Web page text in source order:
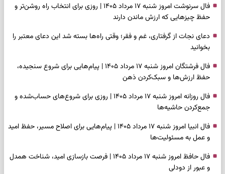
فال سرنوشت امروز شنبه ۱۷ مرداد ۱۴۰۵ | روزی برای انتخاب راه روشن‌تر و
حفظ چیزهایی که ارزش ماندن دارند
دعای نجات از گرفتاری، غم و فقر؛ وقتی راه‌ها بسته شد این دعای معتبر را
بخوانید
فال فرشتگان امروز شنبه ۱۷ مرداد ۱۴۰۵ | پیام‌هایی برای شروع سنجیده،
حفظ ارزش‌ها و سبک‌کردن ذهن
فال روزانه امروز شنبه ۱۷ مرداد ۱۴۰۵ | روزی برای شروع‌های حساب‌شده و
جمع‌کردن حاشیه‌ها
فال انبیا امروز شنبه ۱۷ مرداد ۱۴۰۵ | پیام‌هایی برای اصلاح مسیر، حفظ امید
و عمل به مسئولیت‌ها
فال حافظ امروز شنبه ۱۷ مرداد ۱۴۰۵ | فرصت بازسازی امید، شناخت همدل
و عبور از دودلی